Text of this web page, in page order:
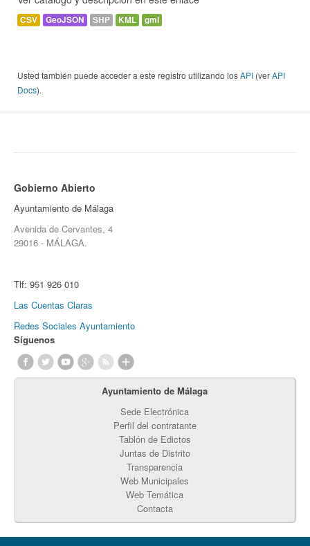
CSV GeoJSON SHP KML gml
Usted también puede acceder a este registro utilizando losAPI (verAPI
Docs).
Gobierno Abierto
Ayuntamiento de Málaga
Avenida de Cervantes, 4
29016 - MÁLAGA.
Tlf: 951 926 010
Las Cuentas Claras
Redes Sociales Ayuntamiento
Síguenos
Ayuntamiento de Málaga
Sede Electrónica
Perfil del contratante
Tablón de Edictos
Juntas de Distrito
Transparencia
Web Municipales
Web Temática
Contacta